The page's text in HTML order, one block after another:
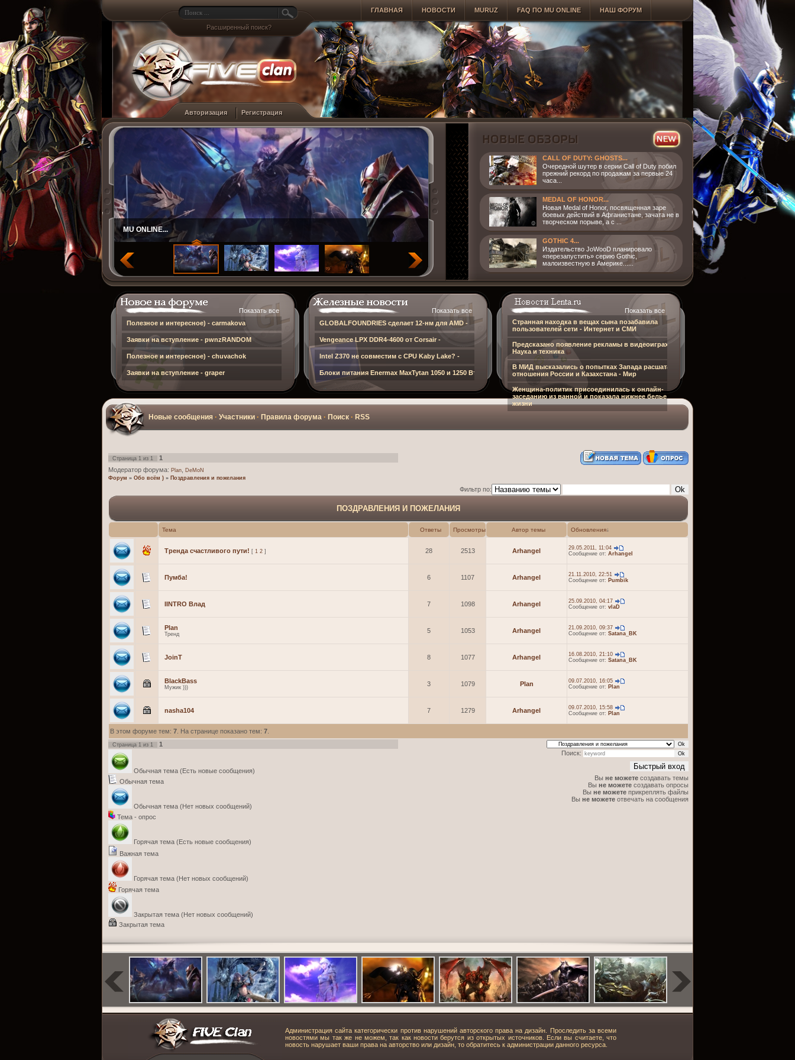
ГЛАВНАЯ НОВОСТИ MURUZ FAQ ПО MU ONLINE НАШ ФОРУМ
Расширенный поиск?
Авторизация Регистрация
MU ONLINE...
CALL OF DUTY: GHOSTS...
Очередной шутер в серии Call of Duty побил
прежний рекорд по продажам за первые 24
часа...
MEDAL OF HONOR...
Новая Medal of Honor, посвященная заре
боевых действий в Афганистане, зачата не в
творческом порыве, а с ...
GOTHIC 4...
Издательство JoWooD планировало
«перезапустить» серию Gothic,
малоизвестную в Америке......
Показать все
Полезное и интересное) - carmakova
Заявки на вступление - pwnzRANDOM
Полезное и интересное) - chuvachok
Заявки на вступление - graper
Показать все
GLOBALFOUNDRIES сделает 12-нм для AMD -
Vengeance LPX DDR4-4600 от Corsair -
Intel Z370 не совместим с CPU Kaby Lake? -
Блоки питания Enermax MaxTytan 1050 и 1250 Вт -
Показать все
Странная находка в вещах сына позабавила
пользователей сети - Интернет и СМИ
Предсказано появление рекламы в видеоиграх -
Наука и техника
В МИД высказались о попытках Запада расшатать
отношения России и Казахстана - Мир
Женщина-политик присоединилась к онлайн-
заседанию из ванной и показала нижнее белье - Из
жизни
Новые сообщения · Участники · Правила форума · Поиск · RSS
Страница 1 из 1
1
Модератор форума: Plan
DeMoN
Форум » Обо всём ) » Поздравления и пожелания
Фильтр по:
ПОЗДРАВЛЕНИЯ И ПОЖЕЛАНИЯ
Тема Ответы Просмотры Автор темы Обновления↓
Тренда счастливого пути! [ 1 2 ] 28 2513 Arhangel
29.05.2011, 11:04
Сообщение от: Arhangel
Пумба! 6 1107 Arhangel
21.11.2010, 22:51
Сообщение от: Pumbik
IINTRO Влад 7 1098 Arhangel
25.09.2010, 04:17
Сообщение от: vlaD
Plan
Тренд 5 1053 Arhangel
21.09.2010, 09:37
Сообщение от: Satana_BK
JoinT 8 1077 Arhangel
16.08.2010, 21:10
Сообщение от: Satana_BK
BlackBass
Мужик ))) 3 1079 Plan
09.07.2010, 16:05
Сообщение от: Plan
nasha104 7 1279 Arhangel
09.07.2010, 15:58
Сообщение от: Plan
В этом форуме тем: 7 . На странице показано тем: 7
Страница 1 из 1 1
Обычная тема (Есть новые сообщения)
Обычная тема
Обычная тема (Нет новых сообщений)
Тема - опрос
Горячая тема (Есть новые сообщения)
Важная тема
Горячая тема (Нет новых сообщений)
Горячая тема
Закрытая тема (Нет новых сообщений)
Закрытая тема
Поиск:
Вы не можете создавать темы
Вы не можете создавать опросы
Вы не можете прикреплять файлы
Вы не можете отвечать на сообщения
Администрация сайта категорически против нарушений авторского права на дизайн. Проследить за всеми
новостями мы так же не можем, так как новости берутся из открытых источников. Если вы считаете, что
новость нарушает ваши права на авторство или дизайн, то обратитесь к администрации данного ресурса.